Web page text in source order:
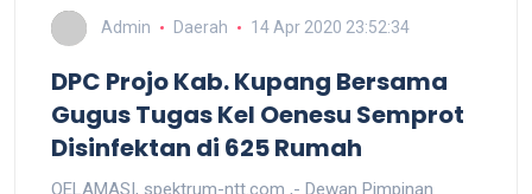
Admin Daerah 14 Apr 2020 23:52:34
DPC Projo Kab. Kupang Bersama
Gugus Tugas Kel Oenesu Semprot
Disinfektan di 625 Rumah
OELAMASI, spektrum-ntt.com ,- Dewan Pimpinan